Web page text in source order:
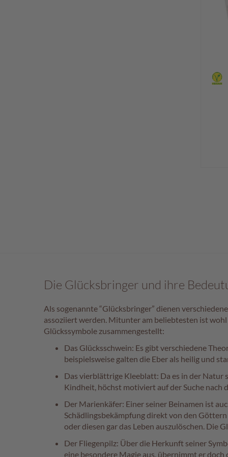
Die Glücksbringer und ihre
Als sogenannte “Glücksbringer” dienen
assoziiert werden. Mitunter am beliebtesten ist
Glückssymbole zusammengestellt:
Das Glücksschwein: Es gibt verschiedene
beispielsweise galten die Eber als heilig und
Das vierblättrige Kleeblatt: Da es in der Natur
Kindheit, höchst motiviert auf der Suche nach
Der Marienkäfer: Einer seiner Beinamen ist
Schädlingsbekämpfung direkt von den
oder diesen gar das Leben auszulöschen. Die
Der Fliegenpilz: Über die Herkunft seiner
eine besondere Magie aus, übernimmt er